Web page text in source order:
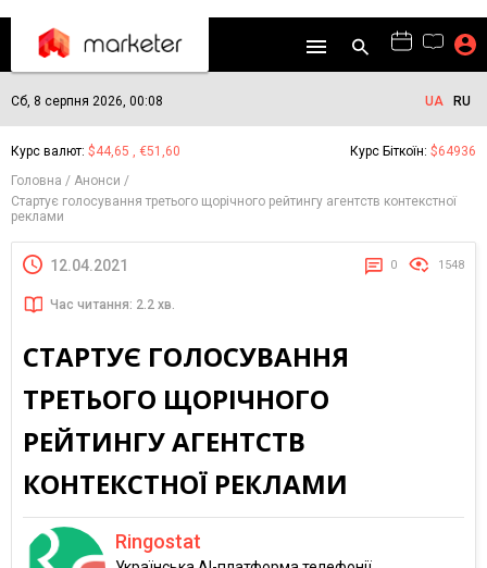
Сб, 8 серпня 2026, 00:08 UA RU
Курс валют: $44,65 , €51,60 Курс Біткоїн: $64936
Головна
Анонси
Стартує голосування третього щорічного рейтингу агентств контекстної
реклами
12.04.2021 0 1548
Час читання: 2.2 хв.
СТАРТУЄ ГОЛОСУВАННЯ
ТРЕТЬОГО ЩОРІЧНОГО
РЕЙТИНГУ АГЕНТСТВ
КОНТЕКСТНОЇ РЕКЛАМИ
Ringostat